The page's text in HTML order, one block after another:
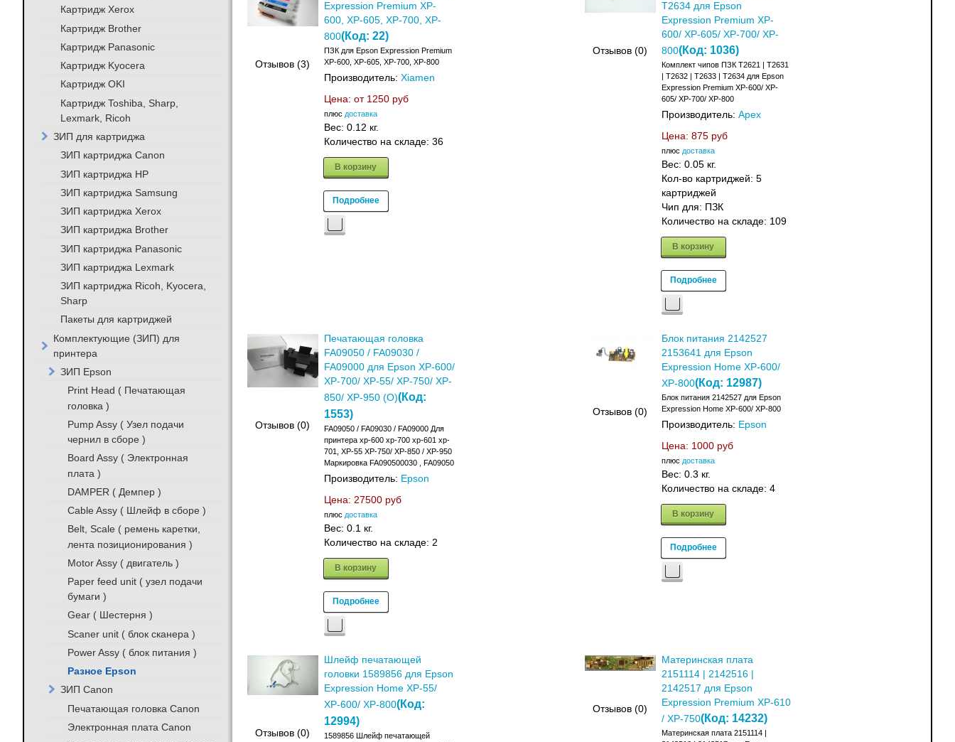
Отзывов (3)
Expression Premium XP-
600, XP-605, XP-700, XP-
800(Код: 22)
ПЗК для Epson Expression Premium
XP-600, XP-605, XP-700, XP-800
Производитель: Xiamen
Цена: от 1250 руб
плюс доставка
Вес: 0.12 кг.
Количество на складе: 36
В корзину
Подробнее
Отзывов (0)
T2634 для Epson
Expression Premium XP-
600/ XP-605/ XP-700/ XP-
800(Код: 1036)
Комплект чипов ПЗК T2621 | T2631
| T2632 | T2633 | T2634 для Epson
Expression Premium XP-600/ XP-
605/ XP-700/ XP-800
Производитель: Apex
Цена: 875 руб
плюс доставка
Вес: 0.05 кг.
Кол-во картриджей: 5
картриджей
Чип для: ПЗК
Количество на складе: 109
В корзину
Подробнее
Отзывов (0)
Печатающая головка
FA09050 / FA09030 /
FA09000 для Epson XP-600/
XP-700/ XP-55/ XP-750/ XP-
850/ XP-950 (O)(Код:
1553)
FA09050 / FA09030 / FA09000 Для
принтера xp-600 xp-700 xp-601 xp-
701, XP-55 XP-750/ XP-850 / XP-950
Маркировка FA090500030 , FA09050
Производитель: Epson
Цена: 27500 руб
плюс доставка
Вес: 0.1 кг.
Количество на складе: 2
В корзину
Подробнее
Отзывов (0)
Блок питания 2142527
2153641 для Epson
Expression Home XP-600/
XP-800(Код: 12987)
Блок питания 2142527 для Epson
Expression Home XP-600/ XP-800
Производитель: Epson
Цена: 1000 руб
плюс доставка
Вес: 0.3 кг.
Количество на складе: 4
В корзину
Подробнее
Отзывов (0)
Шлейф печатающей
головки 1589856 для Epson
Expression Home XP-55/
XP-600/ XP-800(Код:
12994)
1589856 Шлейф печатающей
Отзывов (0)
Материнская плата
2151114 | 2142516 |
2142517 для Epson
Expression Premium XP-610
/ XP-750(Код: 14232)
Материнская плата 2151114 |
Картридж Xerox
Картридж Brother
Картридж Panasonic
Картридж Kyocera
Картридж OKI
Картридж Toshiba, Sharp,
Lexmark, Ricoh
ЗИП для картриджа
ЗИП картриджа Canon
ЗИП картриджа HP
ЗИП картриджа Samsung
ЗИП картриджа Xerox
ЗИП картриджа Brother
ЗИП картриджа Panasonic
ЗИП картриджа Lexmark
ЗИП картриджа Ricoh, Kyocera,
Sharp
Пакеты для картриджей
Комплектующие (ЗИП) для
принтера
ЗИП Epson
Print Head ( Печатающая
головка )
Pump Assy ( Узел подачи
чернил в сборе )
Board Assy ( Электронная
плата )
DAMPER ( Демпер )
Cable Assy ( Шлейф в сборе )
Belt, Scale ( ремень каретки,
лента позиционирования )
Motor Assy ( двигатель )
Paper feed unit ( узел подачи
бумаги )
Gear ( Шестерня )
Scaner unit ( блок сканера )
Power Assy ( блок питания )
Разное Epson
ЗИП Canon
Печатающая головка Canon
Электронная плата Canon